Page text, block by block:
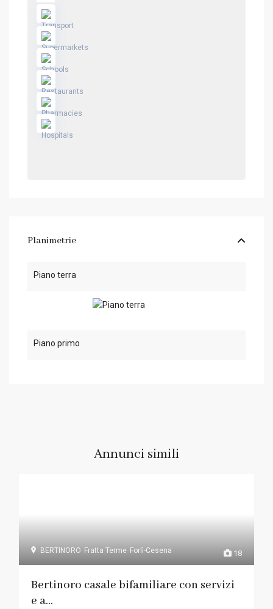
Planimetrie
Piano terra
Piano primo
Annunci simili
18
BERTINORO Fratta Terme Forlì-Cesena
Bertinoro casale bifamiliare con servizi
e a...